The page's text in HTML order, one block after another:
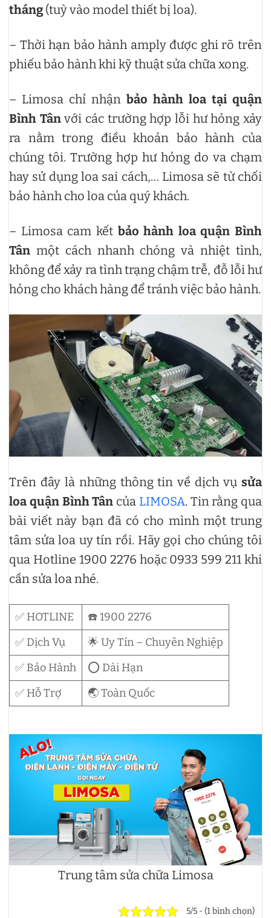
tháng (tuỳ vào model thiết bị loa).
– Thời hạn bảo hành amply được ghi rõ trên
phiếu bảo hành khi kỹ thuật sửa chữa xong.
– Limosa chỉ nhận bảo hành loa tại quận
Bình Tânvới các trường hợp lỗi hư hỏng xảy
ra nằm trong điều khoản bảo hành của
chúng tôi. Trường hợp hư hỏng do va chạm
hay sử dụng loa sai cách,… Limosa sẽ từ chối
bảo hành cho loa của quý khách.
– Limosa cam kết bảo hành loa quận Bình
Tân một cách nhanh chóng và nhiệt tình,
không để xảy ra tình trạng chậm trễ, đỗ lỗi hư
hỏng cho khách hàng để tránh việc bảo hành.
Trên đây là những thông tin về dịch vụ sửa
loa quận Bình Tân của LIMOSA. Tin rằng qua
bài viết này bạn đã có cho mình một trung
tâm sửa loa uy tín rồi. Hãy gọi cho chúng tôi
qua Hotline 1900 2276 hoặc 0933 599 211 khi
cần sửa loa nhé.
✅ HOTLINE
☎️ 1900 2276
✅ Dịch Vụ
🌟 Uy Tín – Chuyên Nghiệp
✅ Bảo Hành
⭕ Dài Hạn
✅ Hỗ Trợ
🌏 Toàn Quốc
Trung tâm sửa chữa Limosa
5/5 - (1 bình chọn)